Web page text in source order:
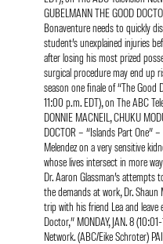
GUBELMANN THE GOOD
Bonaventure needs to quickly
student’s unexplained injuries
after losing his most prized
surgical procedure may end up
season one finale of “The Good
11:00 p.m. EDT), on The ABC
DONNIE MACNEIL, CHUKU
DOCTOR – “Islands Part One”
Melendez on a very sensitive
whose lives intersect in more
Dr. Aaron Glassman’s
the demands at work, Dr.
trip with his friend Lea and
Doctor,” MONDAY, JAN. 8
Network. (ABC/Eike Schroter)